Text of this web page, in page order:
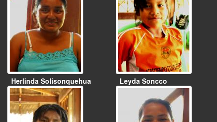
Herlinda Solisonquehua Leyda Soncco